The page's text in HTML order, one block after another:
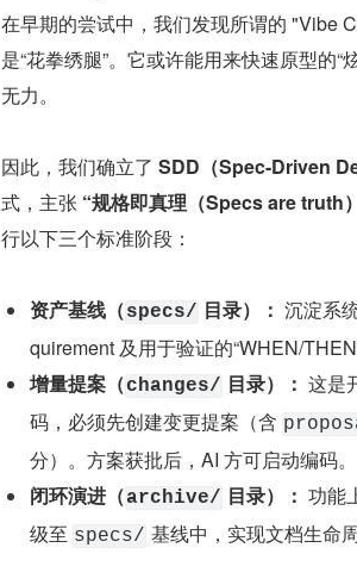
在早期的尝试中，我们发现所谓的 "Vibe
是“花拳绣腿”。它或许能用来快速原型的
无力。
因此，我们确立了 SDD（Spec-Driven
式，主张 “规格即真理（Specs are truth
行以下三个标准阶段：
资产基线（specs/ 目录）： 沉淀系
quirement 及用于验证的“WHEN/
增量提案（changes/ 目录）： 这是
码，必须先创建变更提案（含
分）。方案获批后，AI 方可启动编码。
闭环演进（archive/ 目录）： 功能
级至 specs/ 基线中，实现文档生命